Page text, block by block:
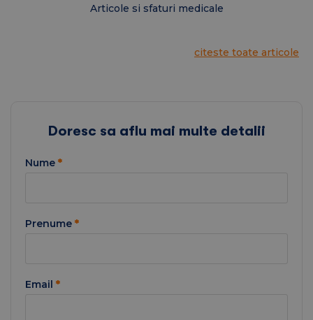
Articole si sfaturi medicale
citeste toate articole
Doresc sa aflu mai multe detalii
Nume *
Prenume *
Email *